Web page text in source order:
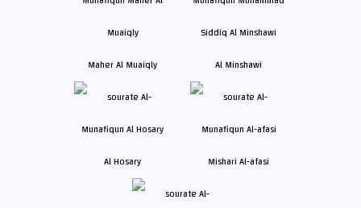
Maher Al Muaiqly Al Minshawi
Al Hosary Mishari Al-afasi